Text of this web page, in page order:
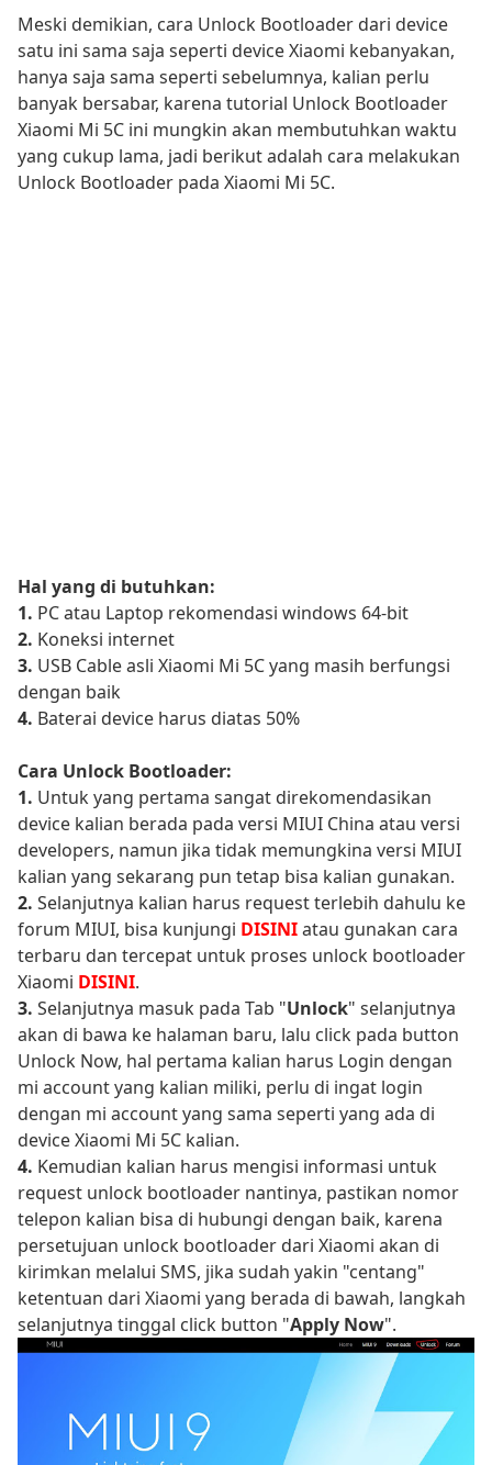
Meski demikian, cara Unlock Bootloader dari device
satu ini sama saja seperti device Xiaomi kebanyakan,
hanya saja sama seperti sebelumnya, kalian perlu
banyak bersabar, karena tutorial Unlock Bootloader
Xiaomi Mi 5C ini mungkin akan membutuhkan waktu
yang cukup lama, jadi berikut adalah cara melakukan
Unlock Bootloader pada Xiaomi Mi 5C.
Hal yang di butuhkan:
1. PC atau Laptop rekomendasi windows 64-bit
2. Koneksi internet
3. USB Cable asli Xiaomi Mi 5C yang masih berfungsi
dengan baik
4. Baterai device harus diatas 50%
Cara Unlock Bootloader:
1. Untuk yang pertama sangat direkomendasikan
device kalian berada pada versi MIUI China atau versi
developers, namun jika tidak memungkina versi MIUI
kalian yang sekarang pun tetap bisa kalian gunakan.
2. Selanjutnya kalian harus request terlebih dahulu ke
forum MIUI, bisa kunjungi DISINIatau gunakan cara
terbaru dan tercepat untuk proses unlock bootloader
Xiaomi DISINI.
3. Selanjutnya masuk pada Tab "Unlock" selanjutnya
akan di bawa ke halaman baru, lalu click pada button
Unlock Now, hal pertama kalian harus Login dengan
mi account yang kalian miliki, perlu di ingat login
dengan mi account yang sama seperti yang ada di
device Xiaomi Mi 5C kalian.
4. Kemudian kalian harus mengisi informasi untuk
request unlock bootloader nantinya, pastikan nomor
telepon kalian bisa di hubungi dengan baik, karena
persetujuan unlock bootloader dari Xiaomi akan di
kirimkan melalui SMS, jika sudah yakin "centang"
ketentuan dari Xiaomi yang berada di bawah, langkah
selanjutnya tinggal click button "Apply Now".